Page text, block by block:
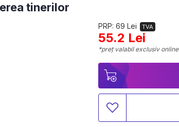
tinerilor
PRP: 69 Lei TVA
55.2 Lei
*preț valabil exclusiv online